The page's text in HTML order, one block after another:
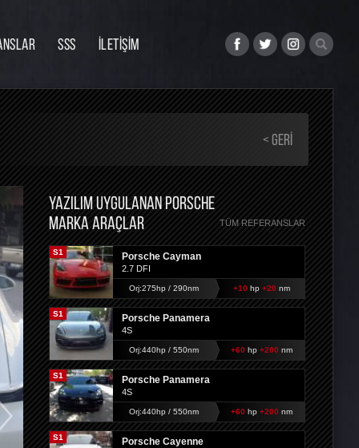
SSS İLETİŞİM
< GERI
YAZILIM UYGULANAN PORSCHE
MARKA ARAÇLAR
TÜM REFERANSLAR
S1 Porsche Cayman
2.7 DFI
Orj:275hp / 290nm +10 hp +20 nm
S1 Porsche Panamera
4S
Orj:440hp / 550nm +60 hp +200 nm
S1 Porsche Panamera
4S
Orj:440hp / 550nm +60 hp +200 nm
S1 Porsche Cayenne